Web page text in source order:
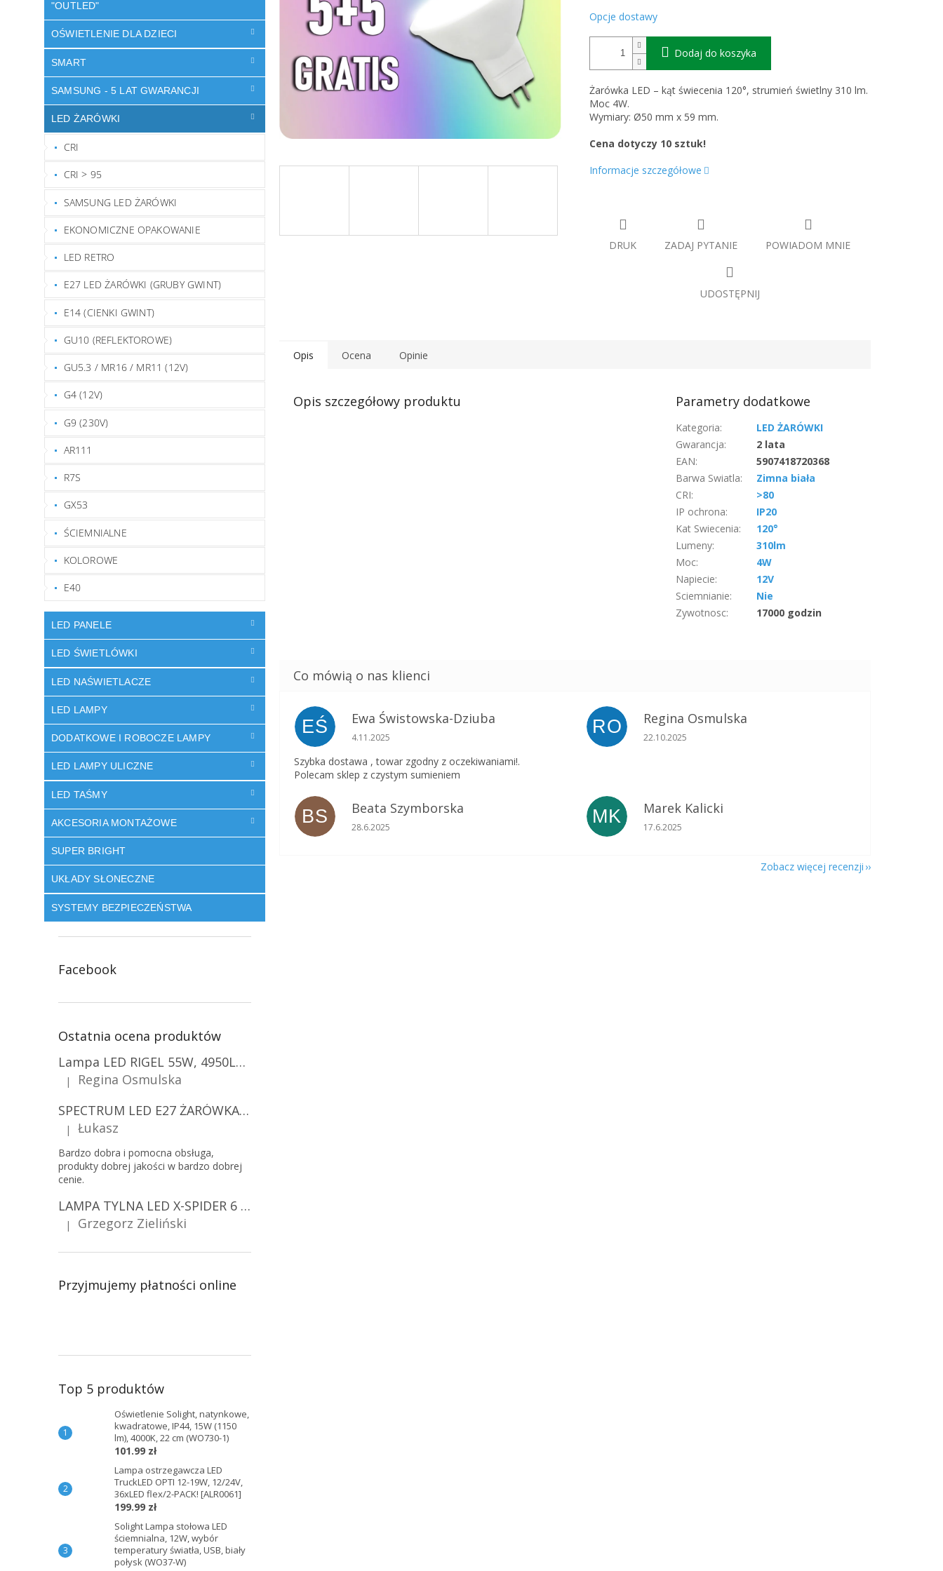
"OUTLED"
OŚWIETLENIE DLA DZIECI
SMART
SAMSUNG - 5 LAT GWARANCJI
LED ŻARÓWKI
CRI
CRI > 95
SAMSUNG LED ŻARÓWKI
EKONOMICZNE OPAKOWANIE
LED RETRO
E27 LED ŻARÓWKI (GRUBY GWINT)
E14 (CIENKI GWINT)
GU10 (REFLEKTOROWE)
GU5.3 / MR16 / MR11 (12V)
G4 (12V)
G9 (230V)
AR111
R7S
GX53
ŚCIEMNIALNE
KOLOROWE
E40
LED PANELE
LED ŚWIETLÓWKI
LED NAŚWIETLACZE
LED LAMPY
DODATKOWE I ROBOCZE LAMPY
LED LAMPY ULICZNE
LED TAŚMY
AKCESORIA MONTAŻOWE
SUPER BRIGHT
UKŁADY SŁONECZNE
SYSTEMY BEZPIECZEŃSTWA
Facebook
Ostatnia ocena produktów
Lampa LED RIGEL 55W, 4950LM, E27, 6500K [WL-10]
Ocena produktu to 5 na 5 gwiazdek.
|
Regina Osmulska
SPECTRUM LED E27 ŻARÓWKA LED 9W, A60/10-PACK!
Ocena produktu to 5 na 5 gwiazdek.
| Łukasz
Bardzo dobra i pomocna obsługa,
produkty dobrej jakości w bardzo dobrej
cenie.
LAMPA TYLNA LED X-SPIDER 6 FUNKCJI, R10, R148, R150, IP67, MOCOWANIE NA ŚRUBY [L2425]
Ocena produktu to 5 na 5 gwiazdek.
| Grzegorz Zieliński
Przyjmujemy płatności online
Top 5 produktów
Oświetlenie Solight, natynkowe,
kwadratowe, IP44, 15W (1150
lm), 4000K, 22 cm (WO730-1)
101.99 zł
Lampa ostrzegawcza LED
TruckLED OPTI 12-19W, 12/24V,
36xLED flex/2-PACK! [ALR0061]
199.99 zł
Solight Lampa stołowa LED
ściemnialna, 12W, wybór
temperatury światła, USB, biały
połysk (WO37-W)
Opcje dostawy
Dodaj do koszyka
Żarówka LED – kąt świecenia 120°, strumień świetlny 310 lm.
Moc 4W.
Wymiary: Ø50 mm x 59 mm.
Cena dotyczy 10 sztuk!
Informacje szczegółowe
DRUK ZADAJ PYTANIE POWIADOM MNIE
UDOSTĘPNIJ
Opis Ocena Opinie
Opis szczegółowy produktu Parametry dodatkowe
Kategoria:
LED ŻARÓWKI
Gwarancja:
2 lata
EAN:
5907418720368
Barwa Swiatla:
Zimna biała
CRI:
>80
IP ochrona:
IP20
Kat Swiecenia:
120°
Lumeny:
310lm
Moc:
4W
Napiecie:
12V
Sciemnianie:
Nie
Zywotnosc: 17000 godzin
EŚ Ewa Świstowska-Dziuba
Ocena sklepu to 5 na 5 gwiazdek.
4.11.2025
Szybka dostawa , towar zgodny z oczekiwaniami!.
Polecam sklep z czystym sumieniem
RO Regina Osmulska
Ocena sklepu to 5 na 5 gwiazdek.
22.10.2025
BS Beata Szymborska
Ocena sklepu to 5 na 5 gwiazdek.
28.6.2025
MK Marek Kalicki
Ocena sklepu to 5 na 5 gwiazdek.
17.6.2025
Zobacz więcej recenzji